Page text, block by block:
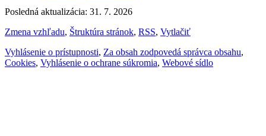
Posledná aktualizácia: 31. 7. 2026
Zmena vzhľadu, Štruktúra stránok, RSS, Vytlačiť
Vyhlásenie o prístupnosti, Za obsah zodpovedá správca obsahu,
Cookies, Vyhlásenie o ochrane súkromia, Webové sídlo